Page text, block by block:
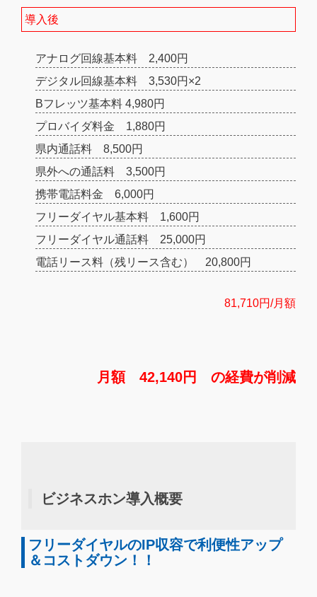
導入後
アナログ回線基本料 2,400円
デジタル回線基本料 3,530円×2
Bフレッツ基本料 4,980円
プロバイダ料金 1,880円
県内通話料 8,500円
県外への通話料 3,500円
携帯電話料金 6,000円
フリーダイヤル基本料 1,600円
フリーダイヤル通話料 25,000円
電話リース料（残リース含む） 20,800円
81,710円/月額
月額 42,140円 の経費が削減
ビジネスホン導入概要
フリーダイヤルのIP収容で利便性アップ
＆コストダウン！！